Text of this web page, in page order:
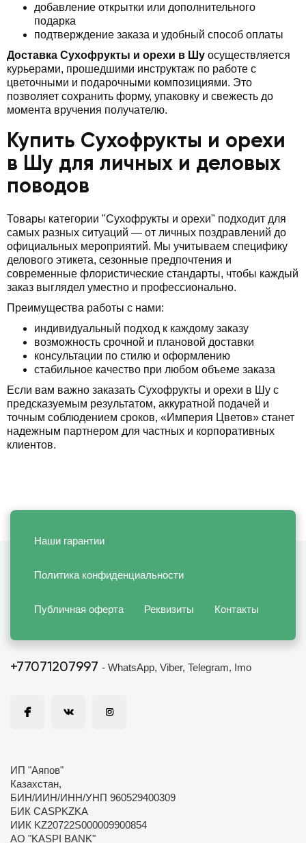
добавление открытки или дополнительного
подарка
подтверждение заказа и удобный способ оплаты
Доставка Сухофрукты и орехи в Шу осуществляется
курьерами, прошедшими инструктаж по работе с
цветочными и подарочными композициями. Это
позволяет сохранить форму, упаковку и свежесть до
момента вручения получателю.
Купить Сухофрукты и орехи
в Шу для личных и деловых
поводов
Товары категории "Сухофрукты и орехи" подходит для
самых разных ситуаций — от личных поздравлений до
официальных мероприятий. Мы учитываем специфику
делового этикета, сезонные предпочтения и
современные флористические стандарты, чтобы каждый
заказ выглядел уместно и профессионально.
Преимущества работы с нами:
индивидуальный подход к каждому заказу
возможность срочной и плановой доставки
консультации по стилю и оформлению
стабильное качество при любом объеме заказа
Если вам важно заказать Сухофрукты и орехи в Шу с
предсказуемым результатом, аккуратной подачей и
точным соблюдением сроков, «Империя Цветов» станет
надежным партнером для частных и корпоративных
клиентов.
Наши гарантии
Политика конфиденциальности
Публичная оферта Реквизиты Контакты
+77071207997 - WhatsApp, Viber, Telegram, Imo
ИП "Аяпов"
Казахстан,
БИН/ИИН/ИНН/УНП 960529400309
БИК CASPKZKA
ИИК KZ20722S000009900854
АО "KASPI BANK"